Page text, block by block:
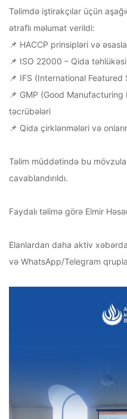
Təlimdə iştirakçılar üçün
ətraflı məlumat verildi:
📌 HACCP prinsipləri və
📌 ISO 22000 – Qida
📌 IFS (International
📌 GMP (Good Manufacturing
təcrübələri
📌 Qida çirklənmələri və onların
Təlim müddətində bu
cavablandırıldı.
Faydalı təlimə görə Elmir
Elanlardan daha aktiv
və WhatsApp/Telegram